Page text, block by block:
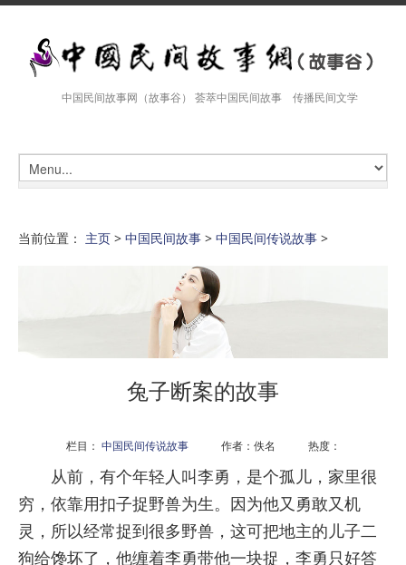
中国民间故事网（故事谷） 荟萃中国民间故事 传播民间文学
当前位置： 主页 > 中国民间故事 > 中国民间传说故事 >
兔子断案的故事
栏目： 中国民间传说故事作者：佚名 热度：
从前，有个年轻人叫李勇，是个孤儿，家里很
穷，依靠用扣子捉野兽为生。因为他又勇敢又机
灵，所以经常捉到很多野兽，这可把地主的儿子二
狗给馋坏了，他缠着李勇带他一块捉，李勇只好答